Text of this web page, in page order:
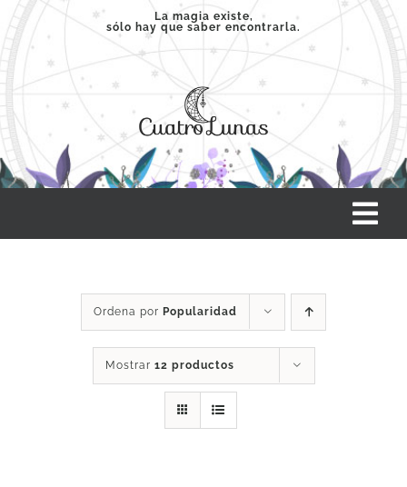
Saltar
contenido
La magia existe,
sólo hay que saber encontrarla.
SERVICIOS
Ordena por Popularidad
Mostrar 12 productos